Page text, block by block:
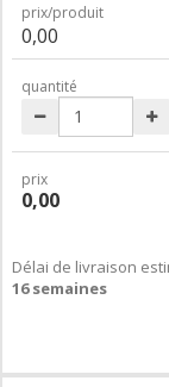
prix/produit
0,00
quantité
prix
0,00
Délai de livraison
16 semaines